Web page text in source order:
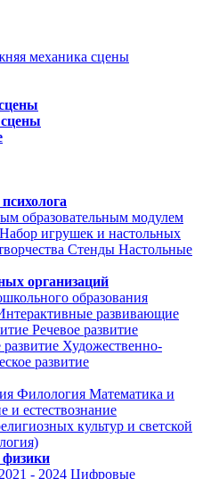
механика сцены
образовательным модулем
Набор игрушек и настольных
Стенды Настольные
организаций
образования
развивающие
Речевое развитие
Художественно-
развитие
Филология Математика и
и естествознание
культур и светской
физики
- 2024 Цифровые